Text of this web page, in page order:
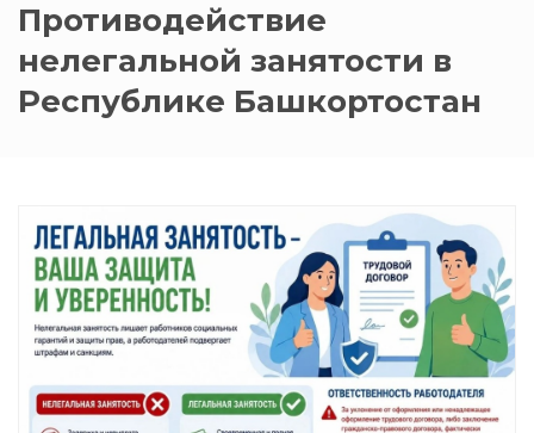
Противодействие
нелегальной занятости в
Республике Башкортостан